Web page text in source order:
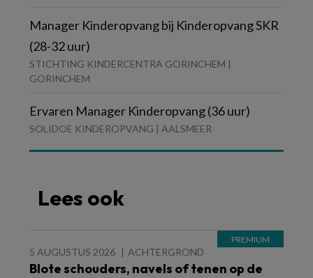
Manager Kinderopvang bij Kinderopvang SKR
(28-32 uur)
STICHTING KINDERCENTRA GORINCHEM |
GORINCHEM
Ervaren Manager Kinderopvang (36 uur)
SOLIDOE KINDEROPVANG | AALSMEER
Lees ook
5 AUGUSTUS 2026 ACHTERGROND
Blote schouders, navels of tenen op de